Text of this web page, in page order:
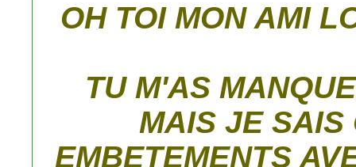
OH TOI MON AMI
TU M'AS
MAIS JE SAIS
EMBETEMENTS